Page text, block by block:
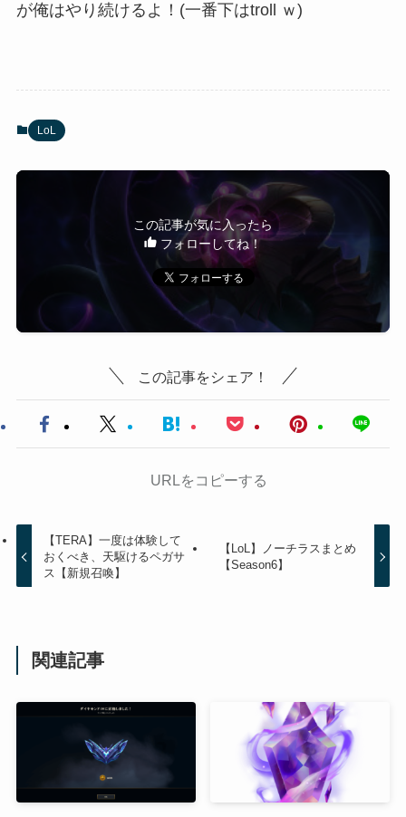
が俺はやり続けるよ！(一番下はtroll ｗ)
LoL
この記事が気に入ったら
フォローしてね！
この記事をシェア！
URLをコピーする
【TERA】一度は体験して
おくべき、天駆けるペガサ
ス【新規召喚】
【LoL】ノーチラスまとめ
【Season6】
関連記事